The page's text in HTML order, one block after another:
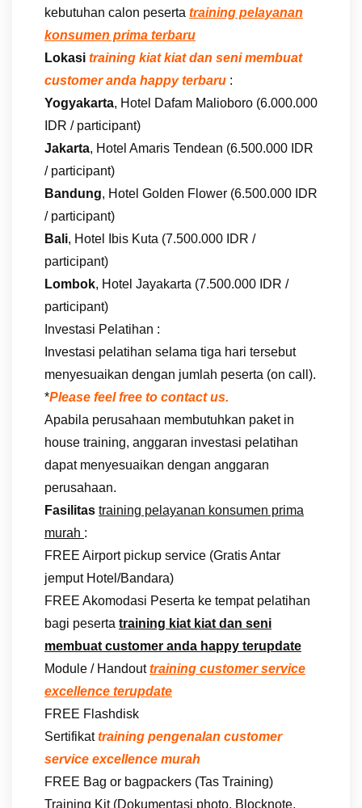
kebutuhan calon peserta training pelayanan
konsumen prima terbaru
Lokasi training kiat kiat dan seni membuat
customer anda happy terbaru :
Yogyakarta, Hotel Dafam Malioboro (6.000.000
IDR / participant)
Jakarta, Hotel Amaris Tendean (6.500.000 IDR
/ participant)
Bandung, Hotel Golden Flower (6.500.000 IDR
/ participant)
Bali, Hotel Ibis Kuta (7.500.000 IDR /
participant)
Lombok, Hotel Jayakarta (7.500.000 IDR /
participant)
Investasi Pelatihan :
Investasi pelatihan selama tiga hari tersebut
menyesuaikan dengan jumlah peserta (on call).
*Please feel free to contact us.
Apabila perusahaan membutuhkan paket in
house training, anggaran investasi pelatihan
dapat menyesuaikan dengan anggaran
perusahaan.
Fasilitas training pelayanan konsumen prima
murah :
FREE Airport pickup service (Gratis Antar
jemput Hotel/Bandara)
FREE Akomodasi Peserta ke tempat pelatihan
bagi peserta training kiat kiat dan seni
membuat customer anda happy terupdate
Module / Handouttraining customer service
excellence terupdate
FREE Flashdisk
Sertifikattraining pengenalan customer
service excellence murah
FREE Bag or bagpackers (Tas Training)
Training Kit (Dokumentasi photo, Blocknote,